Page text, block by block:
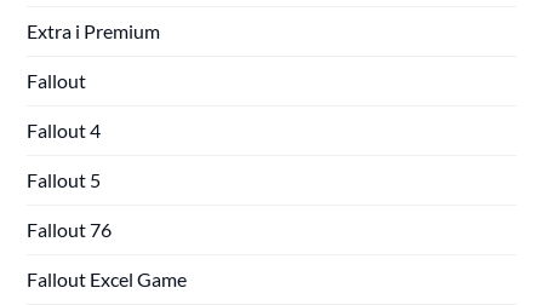
Extra i Premium
Fallout
Fallout 4
Fallout 5
Fallout 76
Fallout Excel Game